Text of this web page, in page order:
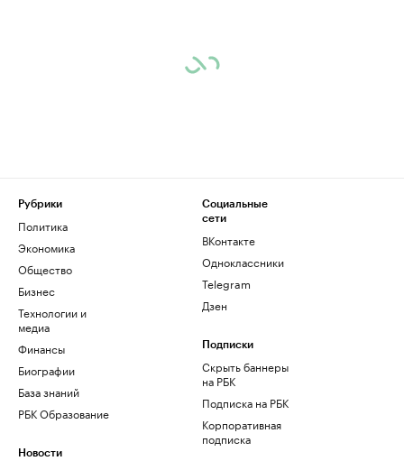
Рубрики
Политика
Экономика
Общество
Бизнес
Технологии и
медиа
Финансы
Биографии
База знаний
РБК Образование
Новости
Социальные
сети
ВКонтакте
Одноклассники
Telegram
Дзен
Подписки
Скрыть баннеры
на РБК
Подписка на РБК
Корпоративная
подписка